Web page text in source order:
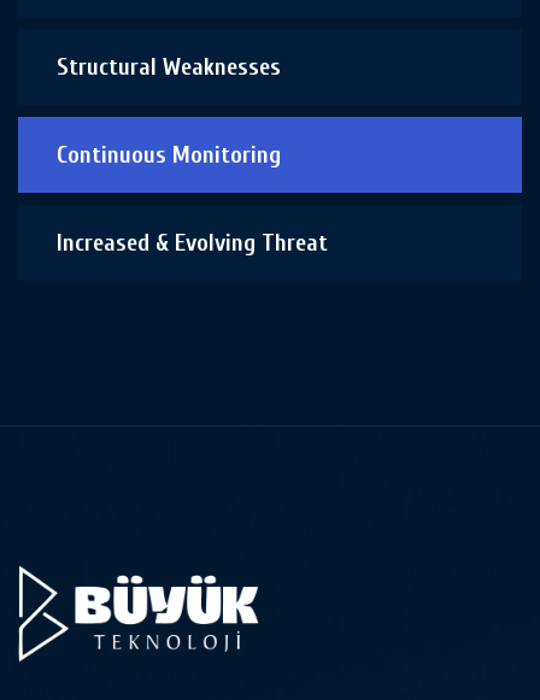
Structural Weaknesses
Continuous Monitoring
Increased & Evolving Threat